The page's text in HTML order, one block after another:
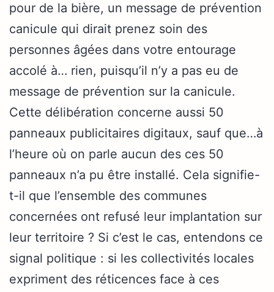
pour de la bière, un message de prévention
canicule qui dirait prenez soin des
personnes âgées dans votre entourage
accolé à… rien, puisqu’il n’y a pas eu de
message de prévention sur la canicule.
Cette délibération concerne aussi 50
panneaux publicitaires digitaux, sauf que…à
l’heure où on parle aucun des ces 50
panneaux n’a pu être installé. Cela signifie-
t-il que l’ensemble des communes
concernées ont refusé leur implantation sur
leur territoire ? Si c’est le cas, entendons ce
signal politique : si les collectivités locales
expriment des réticences face à ces